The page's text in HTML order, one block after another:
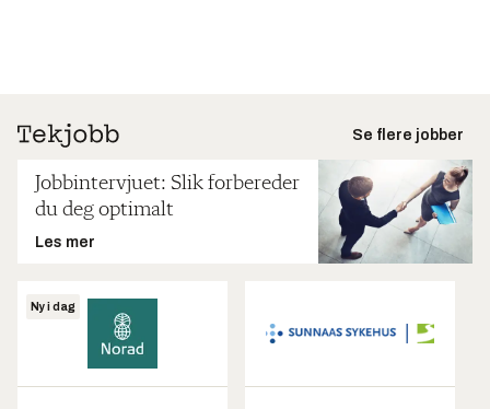
Se flere jobber
Jobbintervjuet: Slik forbereder
du deg optimalt
Les mer
Ny i dag